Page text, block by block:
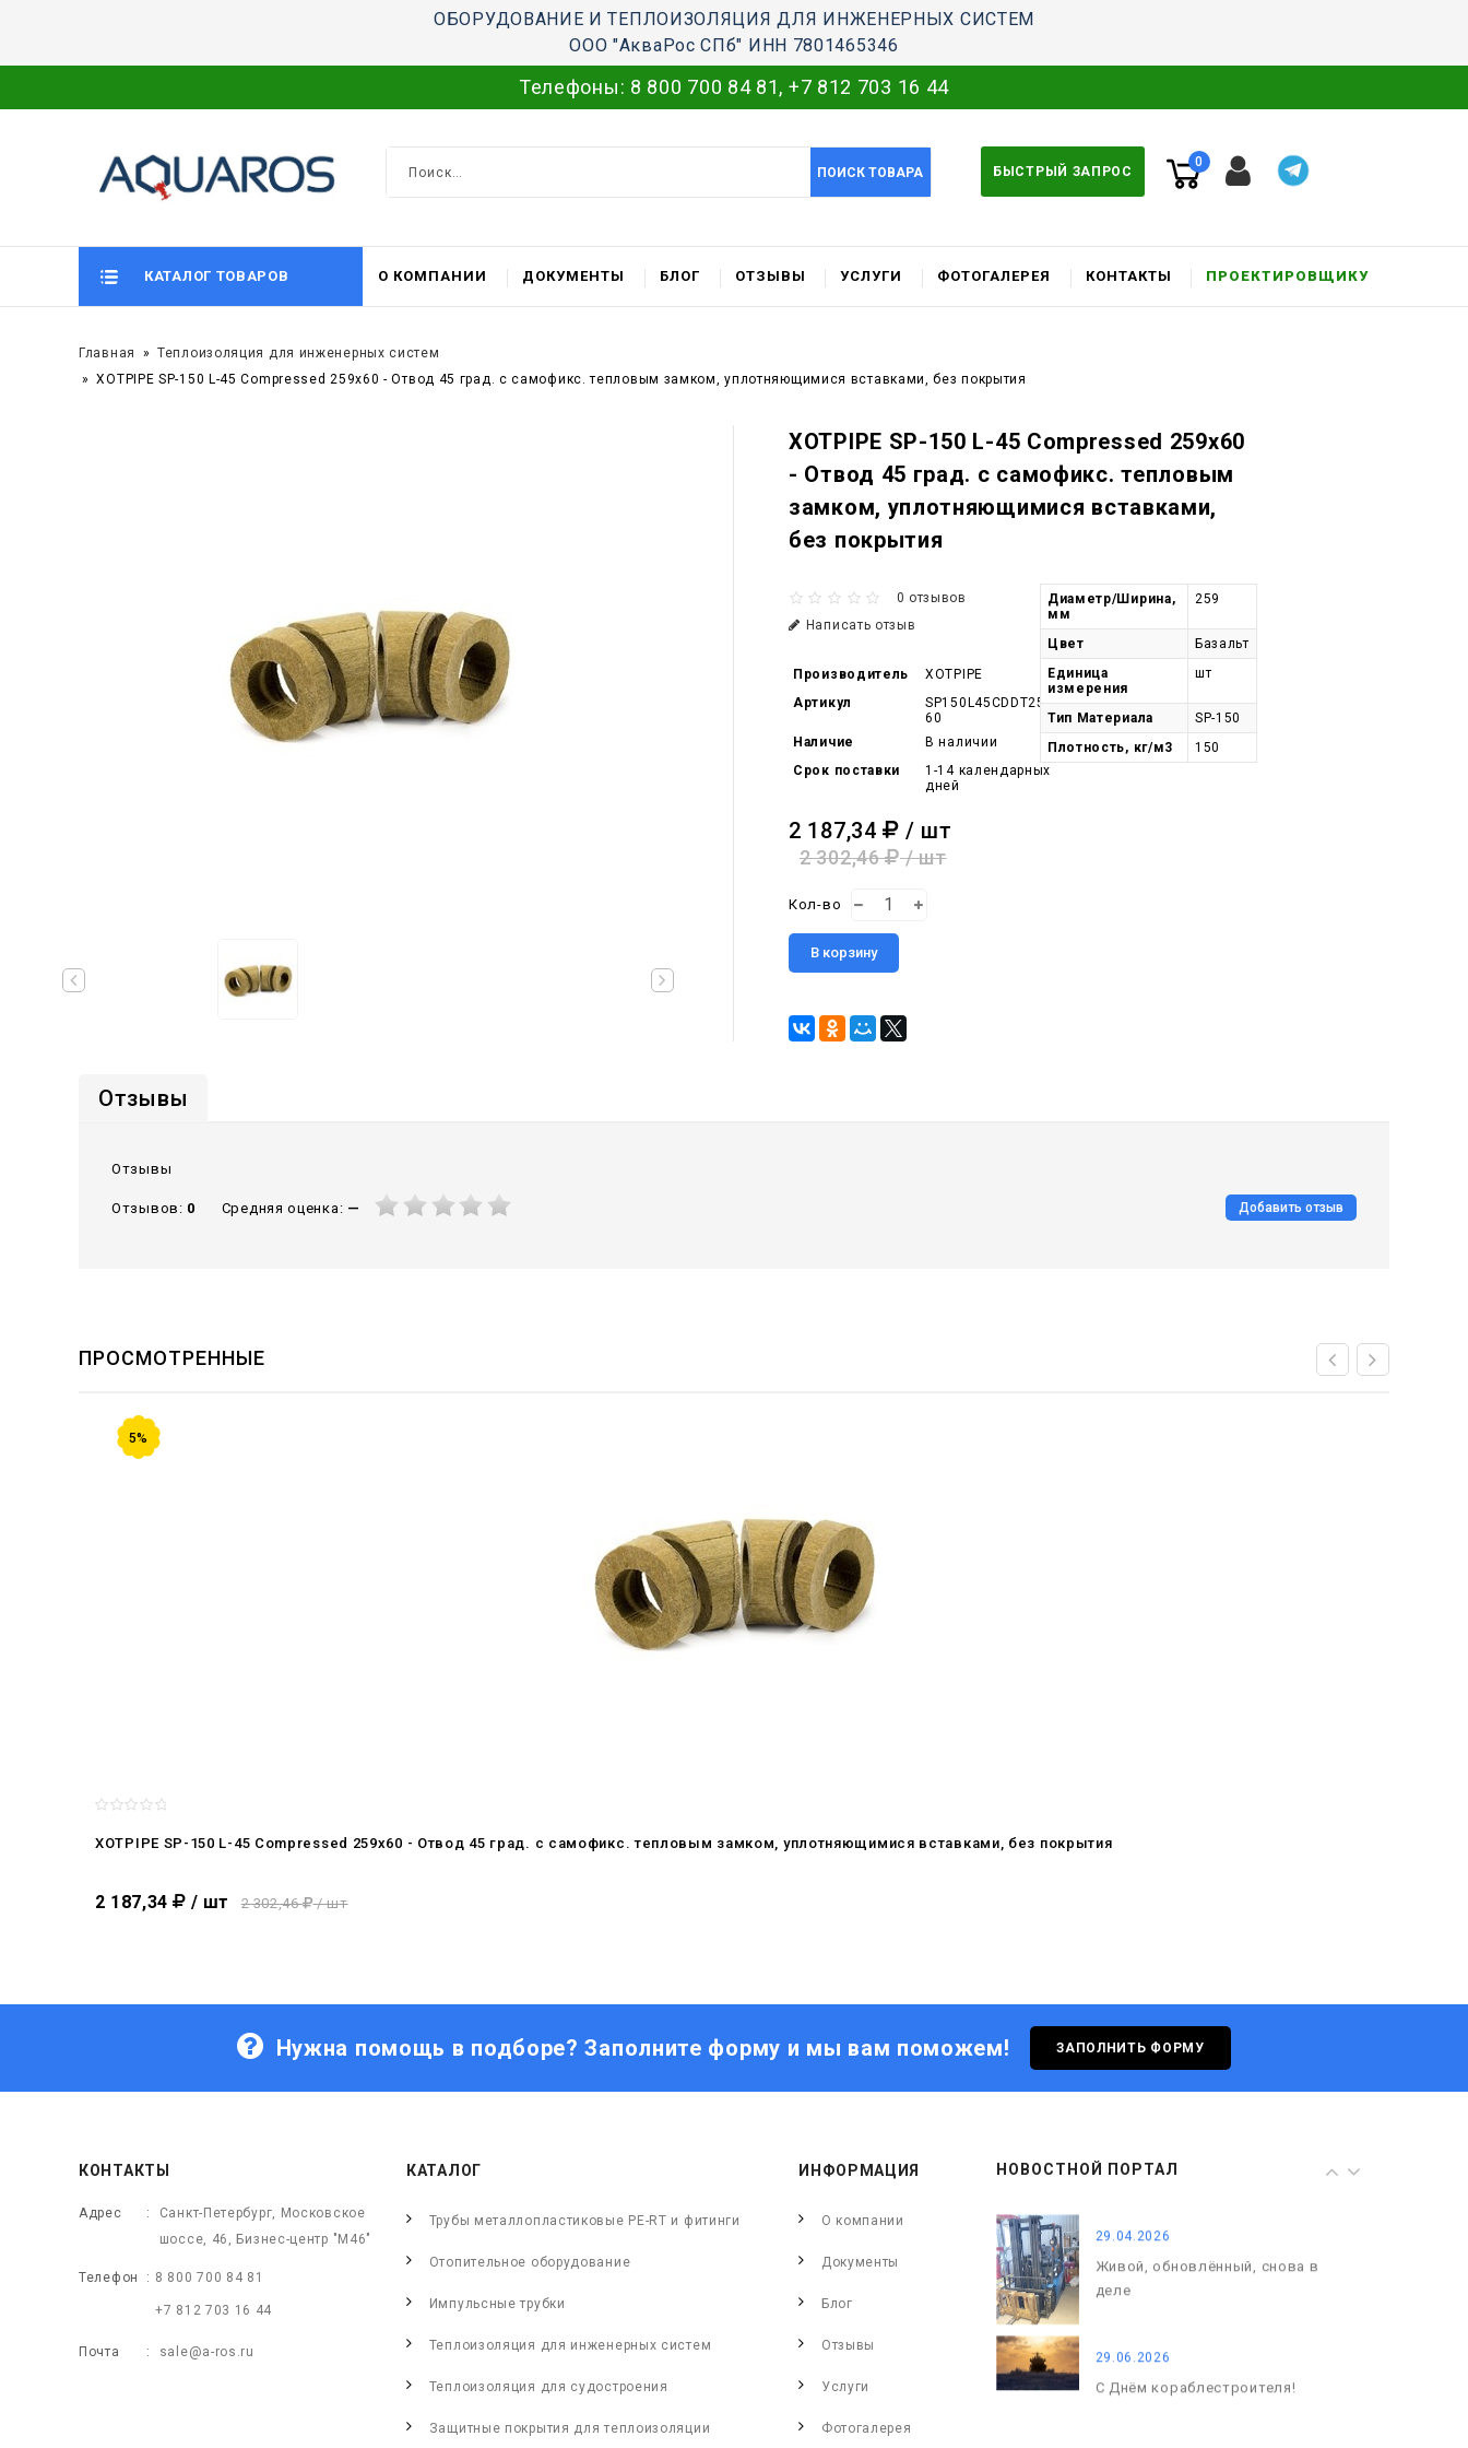
ОБОРУДОВАНИЕ И ТЕПЛОИЗОЛЯЦИЯ ДЛЯ ИНЖЕНЕРНЫХ СИСТЕМ
ООО "АкваРос СПб" ИНН 7801465346
Телефоны: 8 800 700 84 81, +7 812 703 16 44
ПОИСК ТОВАРА БЫСТРЫЙ ЗАПРОС
0
КАТАЛОГ ТОВАРОВ О КОМПАНИИ ДОКУМЕНТЫ БЛОГ ОТЗЫВЫ УСЛУГИ ФОТОГАЛЕРЕЯ КОНТАКТЫ ПРОЕКТИРОВЩИКУ
Главная
Теплоизоляция для инженерных систем
XOTPIPE SP-150 L-45 Compressed 259x60 - Отвод 45 град. c самофикс. тепловым замком, уплотняющимися вставками, без покрытия
XOTPIPE SP-150 L-45 Compressed 259x60
- Отвод 45 град. c самофикс. тепловым
замком, уплотняющимися вставками,
без покрытия
0 отзывов
Написать отзыв
Производитель
XOTPIPE
Артикул
SP150L45CDDT259-
60
Наличие
В наличии
Срок поставки
1-14 календарных
дней
2 187,34 / шт
2 302,46 / шт
Кол-во
В корзину
Диаметр/Ширина,
мм
259
Цвет
Базальт
Единица
измерения
шт
Тип Материала
SP-150
Плотность, кг/м3
150
Отзывы
Отзывы
Отзывов: 0 Средняя оценка: — Добавить отзыв
ПРОСМОТРЕННЫЕ
5%
XOTPIPE SP-150 L-45 Compressed 259x60 - Отвод 45 град. c самофикс. тепловым замком, уплотняющимися вставками, без покрытия
2 187,34 / шт 2 302,46 / шт
Нужна помощь в подборе? Заполните форму и мы вам поможем! ЗАПОЛНИТЬ ФОРМУ
НОВОСТНОЙ ПОРТАЛ
08.05.2026
С Днём кораблестроителя!
С Днём Победы. Память, которая
29.04.2026
Живой, обновлённый, снова в
деле
29.06.2026
С Днём кораблестроителя!
КОНТАКТЫ
Адрес
Санкт-Петербург, Московское
шоссе, 46, Бизнес-центр "М46"
Телефон 8 800 700 84 81
+7 812 703 16 44
Почта sale@a-ros.ru
КАТАЛОГ
Трубы металлопластиковые PE-RT и фитинги
Отопительное оборудование
Импульсные трубки
Теплоизоляция для инженерных систем
Теплоизоляция для судостроения
Защитные покрытия для теплоизоляции
ИНФОРМАЦИЯ
О компании
Документы
Блог
Отзывы
Услуги
Фотогалерея